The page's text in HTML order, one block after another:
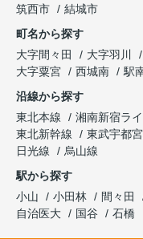
筑西市
結城市
町名から探す
大字間々田
大字羽川
大字粟宮
西城南 駅
沿線から探す
東北本線
湘南新宿ラ
東北新幹線
東武宇都
日光線
烏山線
駅から探す
小山
小田林 間々田
自治医大
国谷 石橋